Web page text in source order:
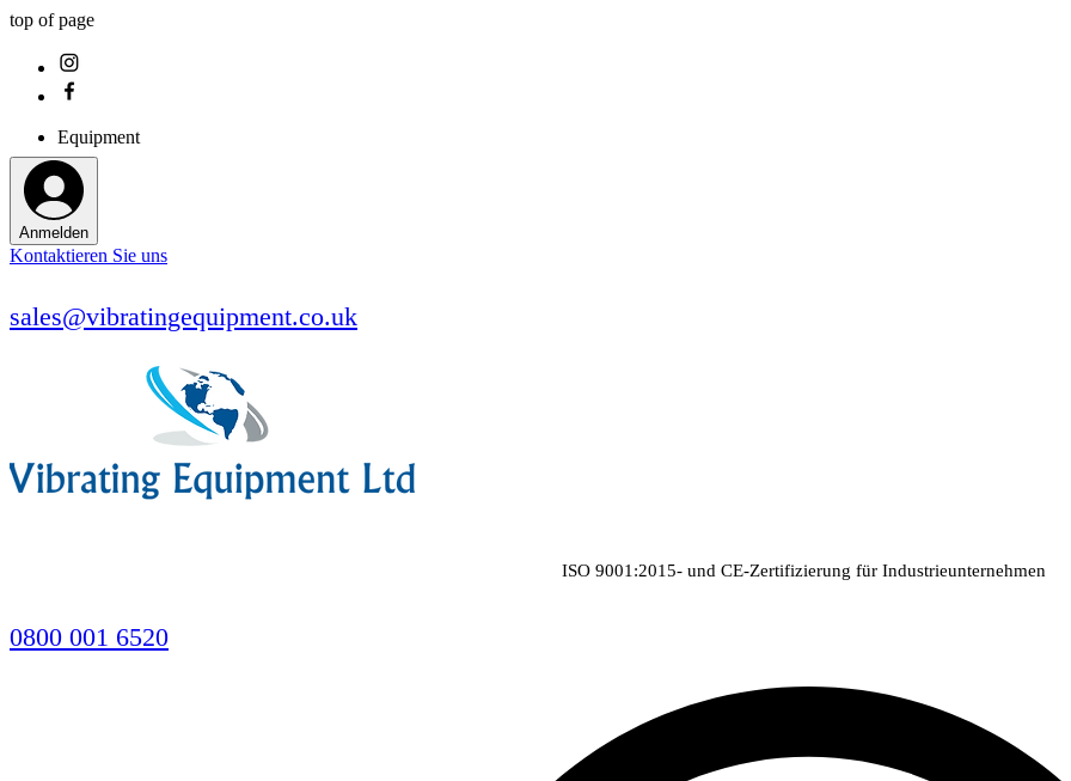
top of page
Equipment
Anmelden
Kontaktieren Sie uns
sales@vibratingequipment.co.uk
ISO 9001:2015- und CE-Zertifizierung für Industrieunternehmen
0800 001 6520